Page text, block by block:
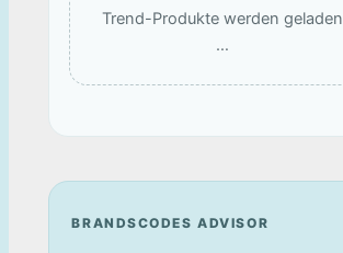
Trend-Produkte werden geladen
…
BRANDSCODES ADVISOR